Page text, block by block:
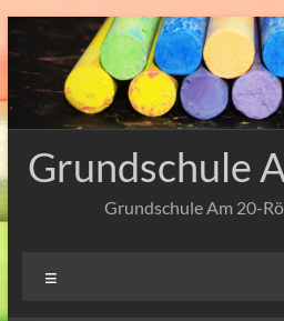
Zum
Inhalt
springen
Grundschule
Grundschule Am 20-